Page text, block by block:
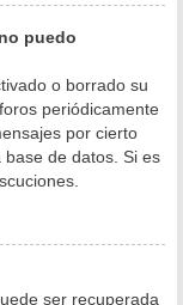
puedo
o borrado su
periódicamente
por cierto
de datos. Si es
ser recuperada